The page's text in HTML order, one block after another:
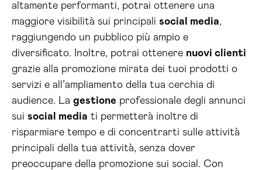
altamente performanti, potrai ottenere una
maggiore visibilità sui principali social media,
raggiungendo un pubblico più ampio e
diversificato. Inoltre, potrai ottenere nuovi clienti
grazie alla promozione mirata dei tuoi prodotti o
servizi e all’ampliamento della tua cerchia di
audience. La gestione professionale degli annunci
sui social media ti permetterà inoltre di
risparmiare tempo e di concentrarti sulle attività
principali della tua attività, senza dover
preoccupare della promozione sui social. Con